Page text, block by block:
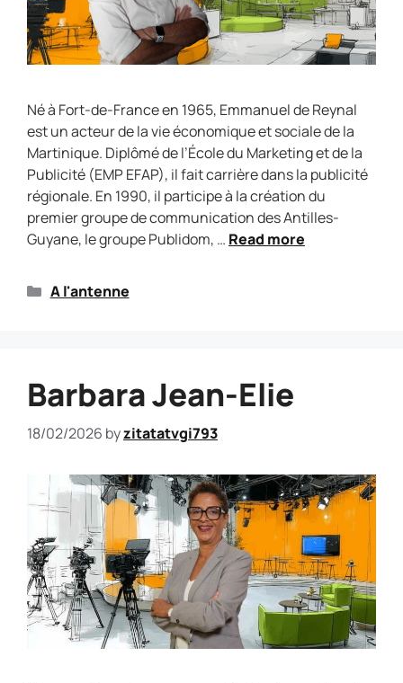
Né à Fort-de-France en 1965, Emmanuel de Reynal
est un acteur de la vie économique et sociale de la
Martinique. Diplômé de l’École du Marketing et de la
Publicité (EMP EFAP), il fait carrière dans la publicité
régionale. En 1990, il participe à la création du
premier groupe de communication des Antilles-
Guyane, le groupe Publidom, … Read more
A l'antenne
Barbara Jean-Elie
18/02/2026 byzitatatvgi793